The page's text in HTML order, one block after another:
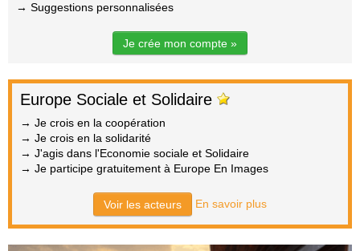
→ Suggestions personnalisées
Je crée mon compte »
Europe Sociale et Solidaire
→ Je crois en la coopération
→ Je crois en la solidarité
→ J'agis dans l'Economie sociale et Solidaire
→ Je participe gratuitement à Europe En Images
Voir les acteurs En savoir plus